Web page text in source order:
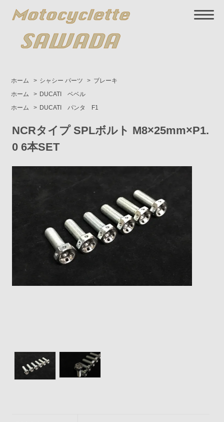
ホーム > シャシー パーツ > ブレーキ
ホーム
> DUCATI ベベル
ホーム
> DUCATI パンタ F1
NCRタイプ SPLボルト M8×25mm×P1.
0 6本SET